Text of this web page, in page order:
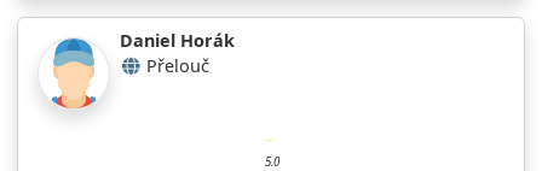
Daniel Horák
Přelouč
5.0